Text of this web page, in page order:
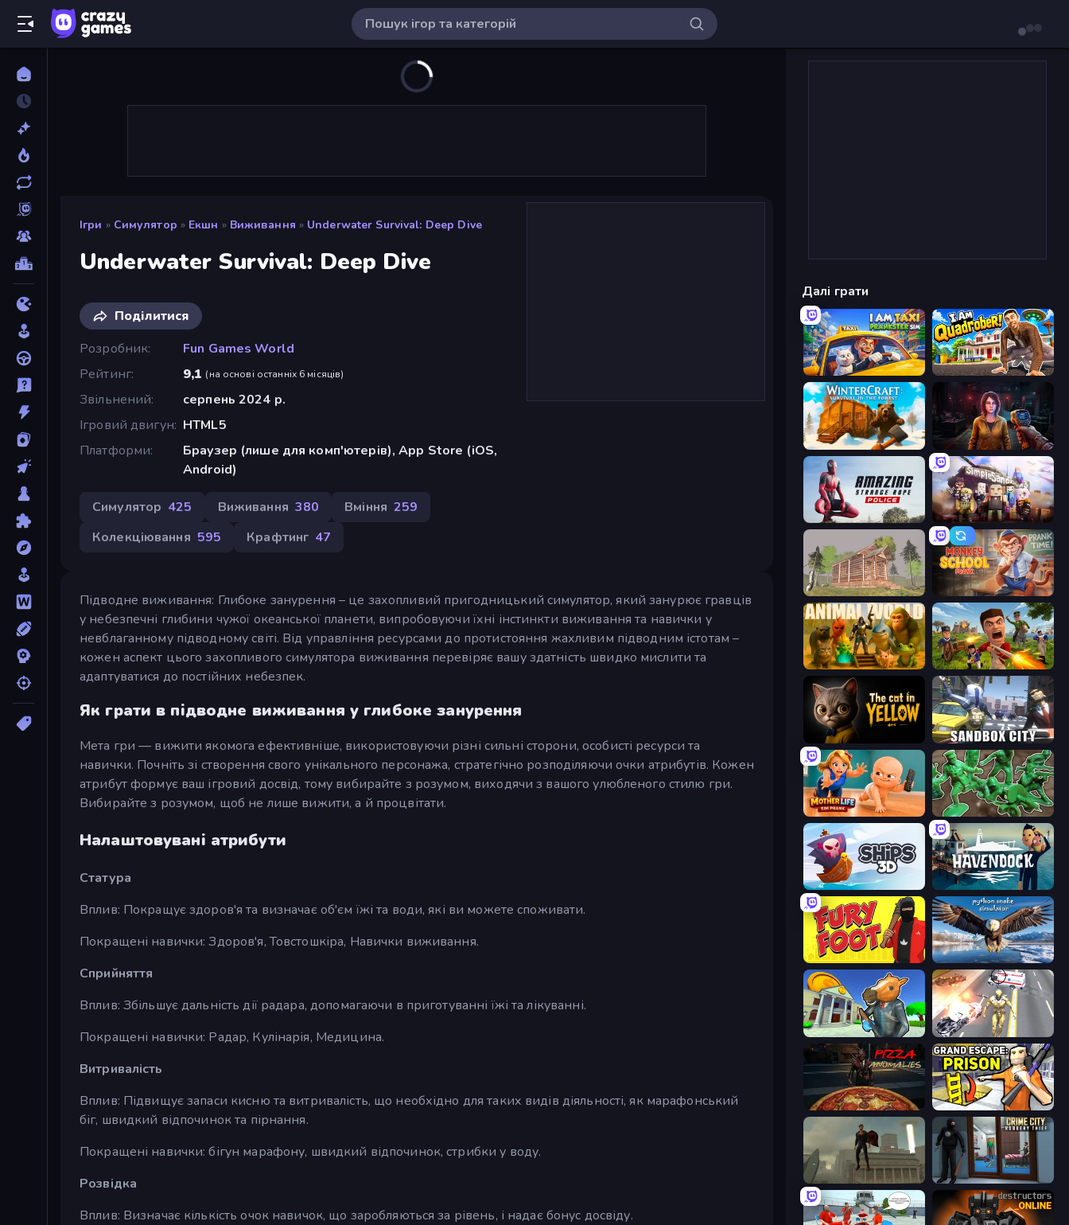
Ігри » Симулятор » Екшн » Виживання » Underwater Survival: Deep Dive
Underwater Survival: Deep Dive
Поділитися
Розробник
Fun Games World
Рейтинг
9,1 (на основі останніх 6 місяців)
Звільнений
серпень 2024 р.
Ігровий двигун HTML5
Платформи
Браузер (лише для комп'ютерів), App Store (iOS,
Android)
Симулятор 425 Виживання 380 Вміння 259
Колекціювання 595 Крафтинг 47
Підводне виживання: Глибоке занурення – це захопливий пригодницький симулятор, який занурює гравців
у небезпечні глибини чужої океанської планети, випробовуючи їхні інстинкти виживання та навички у
невблаганному підводному світі. Від управління ресурсами до протистояння жахливим підводним істотам –
кожен аспект цього захопливого симулятора виживання перевіряє вашу здатність швидко мислити та
адаптуватися до постійних небезпек.
Як грати в підводне виживання у глибоке занурення
Мета гри — вижити якомога ефективніше, використовуючи різні сильні сторони, особисті ресурси та
навички. Почніть зі створення свого унікального персонажа, стратегічно розподіляючи очки атрибутів. Кожен
атрибут формує ваш ігровий досвід, тому вибирайте з розумом, виходячи з вашого улюбленого стилю гри.
Вибирайте з розумом, щоб не лише вижити, а й процвітати.
Налаштовувані атрибути
Статура
Вплив: Покращує здоров'я та визначає об'єм їжі та води, які ви можете споживати.
Покращені навички: Здоров'я, Товстошкіра, Навички виживання.
Сприйняття
Вплив: Збільшує дальність дії радара, допомагаючи в приготуванні їжі та лікуванні.
Покращені навички: Радар, Кулінарія, Медицина.
Витривалість
Вплив: Підвищує запаси кисню та витривалість, що необхідно для таких видів діяльності, як марафонський
біг, швидкий відпочинок та пірнання.
Покращені навички: бігун марафону, швидкий відпочинок, стрибки у воду.
Розвідка
Вплив: Визначає кількість очок навичок, що заробляються за рівень, і надає бонус досвіду.
Далі грати
I Am Taxi Prankster Sim I Am Quadrober!
WinterCraft: Survival in the Forest Survival Zone Zombie Outbreak
Amazing Strange Rope Police Simple Sandbox 3
Survive In The Forest Monkey School Prank
Animal World Redcoats.io
The Cat in Yellow Sandbox City
Mother Life Simulator: Prank Soldiers - Capture and Control!
Ships 3D Havendock (Pre-Alpha)
Fury Foot Python Snake Simulator
Bank Robbery 3
Pizza Anomalies Grand Escape: Prison
The Superman - Theme is Aliens Crime City Robbery Thief Games